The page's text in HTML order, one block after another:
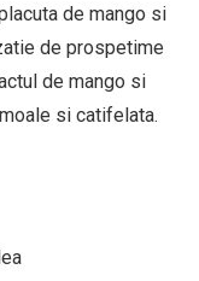
de mango si
de prospetime
de mango si
si catifelata.